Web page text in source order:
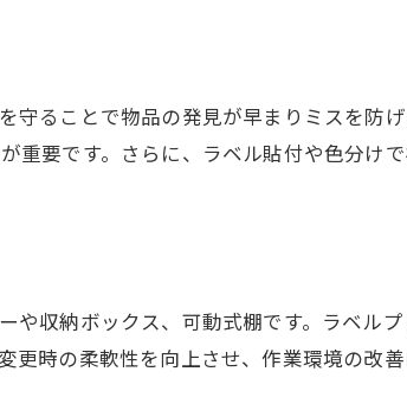
方法
繋げる
由
ることで物品の発見が早まりミスを防
重要です。さらに、ラベル貼付や色分け
収納ボックス、可動式棚です。ラベル
時の柔軟性を向上させ、作業環境の改